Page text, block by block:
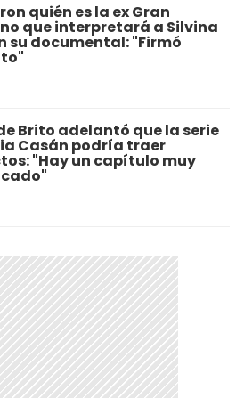
quién es la ex Gran
que interpretará a Silvina
su documental: "Firmó
Brito adelantó que la serie
Casán podría traer
"Hay un capítulo muy